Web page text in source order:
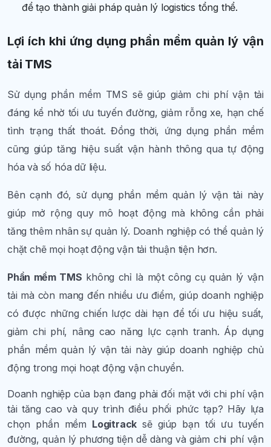
để tạo thành giải pháp quản lý logistics tổng thể.
Lợi ích khi ứng dụng phần mềm quản lý vận
tải TMS
Sử dụng phần mềm TMS sẽ giúp giảm chi phí vận tải
đáng kể nhờ tối ưu tuyến đường, giảm rỗng xe, hạn chế
tình trạng thất thoát. Đồng thời, ứng dụng phần mềm
cũng giúp tăng hiệu suất vận hành thông qua tự động
hóa và số hóa dữ liệu.
Bên cạnh đó, sử dụng phần mềm quản lý vận tải này
giúp mở rộng quy mô hoạt động mà không cần phải
tăng thêm nhân sự quản lý. Doanh nghiệp có thể quản lý
chặt chẽ mọi hoạt động vận tải thuận tiện hơn.
Phần mềm TMS không chỉ là một công cụ quản lý vận
tải mà còn mang đến nhiều ưu điểm, giúp doanh nghiệp
có được những chiến lược dài hạn để tối ưu hiệu suất,
giảm chi phí, nâng cao năng lực cạnh tranh. Áp dụng
phần mềm quản lý vận tải này giúp doanh nghiệp chủ
động trong mọi hoạt động vận chuyển.
Doanh nghiệp của bạn đang phải đối mặt với chi phí vận
tải tăng cao và quy trình điều phối phức tạp? Hãy lựa
chọn phần mềm Logitrack sẽ giúp bạn tối ưu tuyến
đường, quản lý phương tiện dễ dàng và giảm chi phí vận